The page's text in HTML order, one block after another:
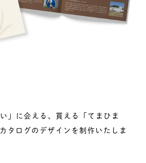
」に会える、買える「てまひま
タログのデザインを制作いたしま